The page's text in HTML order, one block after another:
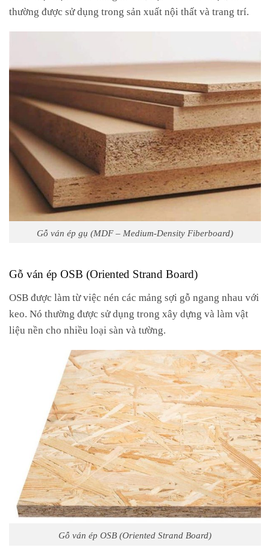
thường được sử dụng trong sản xuất nội thất và trang trí.
Gỗ ván ép gụ (MDF – Medium-Density Fiberboard)
Gỗ ván ép OSB (Oriented Strand Board)
OSB được làm từ việc nén các mảng sợi gỗ ngang nhau với
keo. Nó thường được sử dụng trong xây dựng và làm vật
liệu nền cho nhiều loại sàn và tường.
Gỗ ván ép OSB (Oriented Strand Board)